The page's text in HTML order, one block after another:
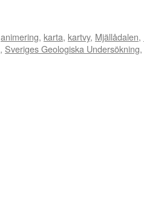
animering, karta, kartvy, Mjällådalen,
, Sveriges Geologiska Undersökning,